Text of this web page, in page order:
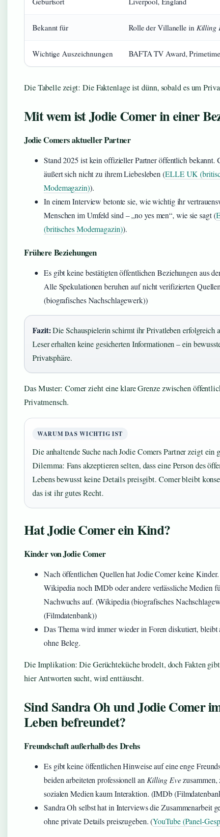
Bekannt für Rolle der Villanelle in Killing
Wichtige Auszeichnungen BAFTA TV Award,
Die Tabelle zeigt: Die Faktenlage ist dünn, sobald es um
Mit wem ist Jodie Comer in einer
Jodie Comers aktueller Partner
Stand 2025 ist kein offizieller Partner öffentlich bekannt.
äußert sich nicht zu ihrem Liebesleben (ELLE UK
Modemagazin)).
In einem Interview betonte sie, wie wichtig ihr
Menschen im Umfeld sind – „no yes men“, wie sie sagt (
(britisches Modemagazin)).
Frühere Beziehungen
Es gibt keine bestätigten öffentlichen Beziehungen aus
Alle Spekulationen beruhen auf nicht verifizierten
(biografisches Nachschlagewerk))
Fazit:Die Schauspielerin schirmt ihr Privatleben erfolgreich
Leser erhalten keine gesicherten Informationen – ein
Privatsphäre.
Das Muster: Comer zieht eine klare Grenze zwischen
Privatmensch.
WARUM DAS WICHTIG IST
Die anhaltende Suche nach Jodie Comers Partner zeigt ein
Dilemma: Fans akzeptieren selten, dass eine Person des
Lebens bewusst keine Details preisgibt. Comer bleibt
das ist ihr gutes Recht.
Hat Jodie Comer ein Kind?
Kinder von Jodie Comer
Nach öffentlichen Quellen hat Jodie Comer keine
Wikipedia noch IMDb oder andere verlässliche Medien
Nachwuchs auf. (Wikipedia (biografisches
(Filmdatenbank))
Das Thema wird immer wieder in Foren diskutiert, bleibt
ohne Beleg.
Die Implikation: Die Gerüchteküche brodelt, doch Fakten
hier Antworten sucht, wird enttäuscht.
Sind Sandra Oh und Jodie Comer
Leben befreundet?
Freundschaft außerhalb des Drehs
Es gibt keine öffentlichen Hinweise auf eine enge
beiden arbeiteten professionell an Killing Evezusammen,
sozialen Medien kaum Interaktion. (IMDb
Sandra Oh selbst hat in Interviews die Zusammenarbeit
ohne private Details preiszugeben. (YouTube (Panel-